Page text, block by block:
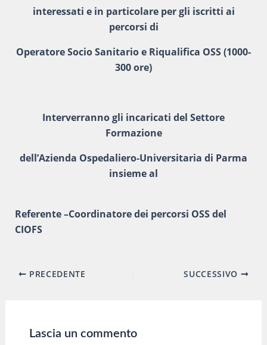
interessati e in particolare per gli iscritti ai
percorsi di
Operatore Socio Sanitario e Riqualifica OSS (1000-
300 ore)
Interverranno gli incaricati del Settore
Formazione
dell’Azienda Ospedaliero-Universitaria di Parma
insieme al
Referente –Coordinatore dei percorsi OSS del
CIOFS
Navigazione
PRECEDENTE SUCCESSIVO
Lascia un commento